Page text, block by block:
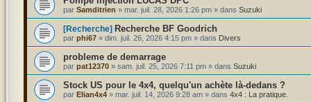
par Samditrien » mar. juil. 28, 2026 1:26 pm» dans Suzuki
[Recherche] Recherche BF Goodrich
par phi67» dim. juil. 26, 2026 4:15 pm» dans Divers
probleme de demarrage
par pat12370» sam. juil. 25, 2026 7:11 pm» dans Suzuki
Stock US pour le 4x4, quelqu'un achète là-dedans ?
par Elian4x4» mar. juil. 14, 2026 9:28 am» dans 4x4 : La pratique.